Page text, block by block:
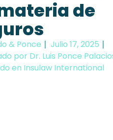
de
& Ponce
Julio 17, 2025
por Dr. Luis Ponce
en Insulaw International